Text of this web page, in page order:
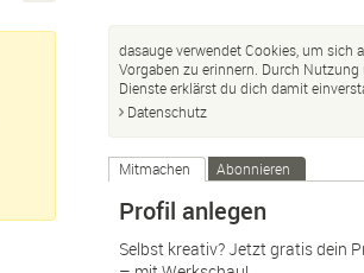
dasauge verwendet Cookies, um sich
Vorgaben zu erinnern. Durch Nutzung
Dienste erklärst du dich damit
Datenschutz
Mitmachen Abonnieren
Profil anlegen
Selbst kreativ? Jetzt gratis dein